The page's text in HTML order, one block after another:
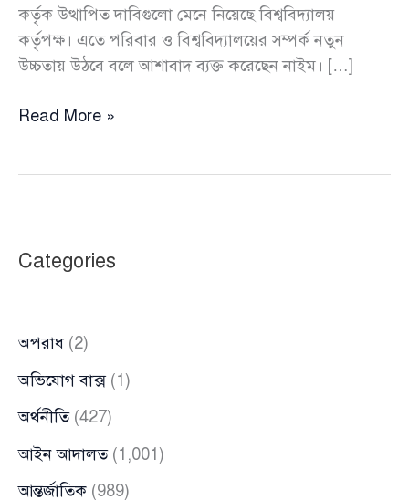
কর্তৃক উত্থাপিত দাবিগুলো মেনে নিয়েছে বিশ্ববিদ্যালয়
কর্তৃপক্ষ। এতে পরিবার ও বিশ্ববিদ্যালয়ের সম্পর্ক নতুন
উচ্চতায় উঠবে বলে আশাবাদ ব্যক্ত করেছেন নাইম। […]
চিত্রনায়ক
বিশ্ববিদ্যালয়,
ঘিরে
স্থায়ী
Read More »
Categories
অপরাধ (2)
অভিযোগ বাক্স(1)
অর্থনীতি(427)
আইন আদালত(1,001)
আন্তর্জাতিক (989)